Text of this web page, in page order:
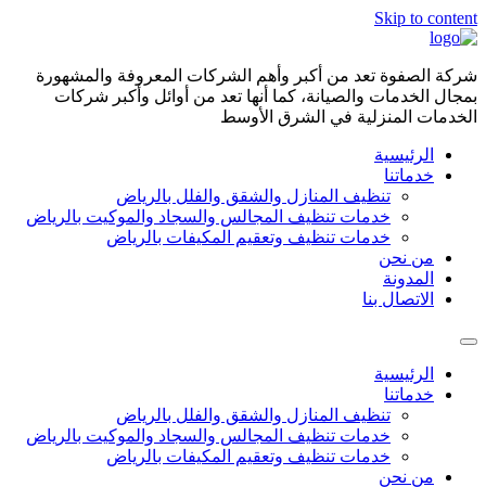
Skip to content
شركة الصفوة تعد من أكبر وأهم الشركات المعروفة والمشهورة
بمجال الخدمات والصيانة، كما أنها تعد من أوائل وأكبر شركات
الخدمات المنزلية في الشرق الأوسط
الرئيسية
خدماتنا
تنظيف المنازل والشقق والفلل بالرياض
خدمات تنظيف المجالس والسجاد والموكيت بالرياض
خدمات تنظيف وتعقيم المكيفات بالرياض
من نحن
المدونة
الاتصال بنا
الرئيسية
خدماتنا
تنظيف المنازل والشقق والفلل بالرياض
خدمات تنظيف المجالس والسجاد والموكيت بالرياض
خدمات تنظيف وتعقيم المكيفات بالرياض
من نحن